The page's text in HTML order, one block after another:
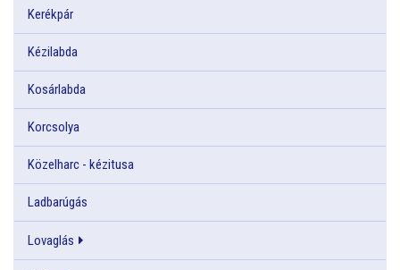
Kerékpár
Kézilabda
Kosárlabda
Korcsolya
Közelharc - kézitusa
Ladbarúgás
Lovaglás